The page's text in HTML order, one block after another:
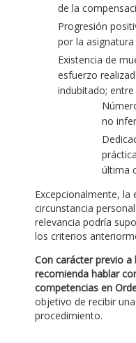
de la
Progresión
por la
Existencia de
esfuerzo
indubitado; entre
no
última
Excepcionalmente, la
circunstancia
relevancia podría
los criterios
Con carácter previo a
recomienda hablar
competencias en
objetivo de recibir
procedimiento.